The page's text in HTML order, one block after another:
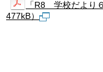
「R8 学校だより
477kB）